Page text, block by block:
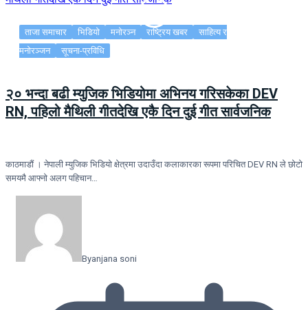
ताजा समाचार भिडियो मनोरञ्न राष्ट्रिय खबर
साहित्य र
मनोरञ्जन
सूचना-प्रविधि
२० भन्दा बढी म्युजिक भिडियोमा अभिनय गरिसकेका DEV
RN, पहिलो मैथिली गीतदेखि एकै दिन दुई गीत सार्वजनिक
काठमाडौं । नेपाली म्युजिक भिडियो क्षेत्रमा उदाउँदा कलाकारका रूपमा परिचित DEV RN ले छोटो
समयमै आफ्नो अलग पहिचान…
Byanjana soni